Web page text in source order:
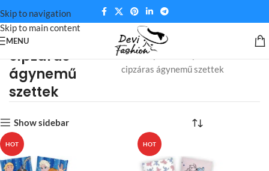
Skip to navigation
Skip to main content
MENU
cipzáras
ágynemű
szettek
Kezdőlap
cipzáras ágynemű szettek
Show sidebar
HOT HOT